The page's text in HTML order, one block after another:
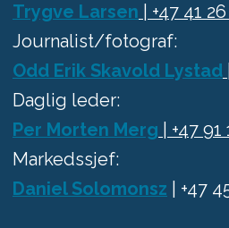
Trygve Larsen | +47 41
Journalist/fotograf:
Odd Erik Skavold Lystad
Daglig leder:
Per Morten Merg | +47
Markedssjef:
Daniel Solomonsz | +47